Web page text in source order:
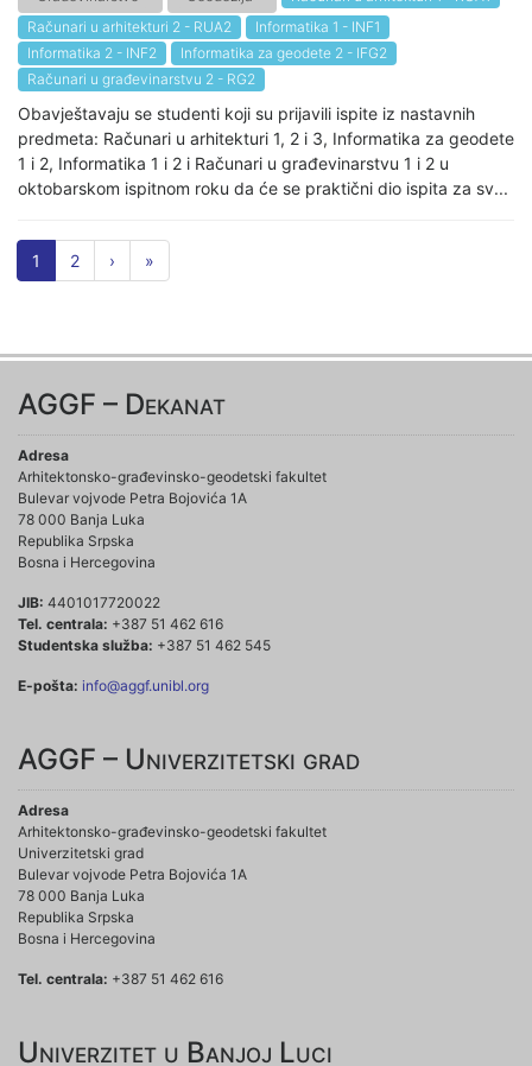
Računari u arhitekturi 2 - RUA2
Informatika 1 - INF1
Informatika 2 - INF2
Informatika za geodete 2 - IFG2
Računari u građevinarstvu 2 - RG2
Obavještavaju se studenti koji su prijavili ispite iz nastavnih
predmeta: Računari u arhitekturi 1, 2 i 3, Informatika za geodete
1 i 2, Informatika 1 i 2 i Računari u građevinarstvu 1 i 2 u
oktobarskom ispitnom roku da će se praktični dio ispita za sv...
1 2 › »
AGGF – Dekanat
Adresa
Arhitektonsko-građevinsko-geodetski fakultet
Bulevar vojvode Petra Bojovića 1A
78 000 Banja Luka
Republika Srpska
Bosna i Hercegovina
JIB: 4401017720022
Tel. centrala: +387 51 462 616
Studentska služba: +387 51 462 545
E-pošta: info@aggf.unibl.org
AGGF – Univerzitetski grad
Adresa
Arhitektonsko-građevinsko-geodetski fakultet
Univerzitetski grad
Bulevar vojvode Petra Bojovića 1A
78 000 Banja Luka
Republika Srpska
Bosna i Hercegovina
Tel. centrala: +387 51 462 616
Univerzitet u Banjoj Luci